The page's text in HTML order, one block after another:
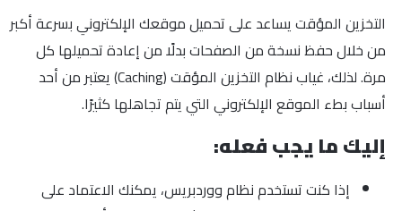
التخزين المؤقت يساعد على تحميل موقعك الإلكتروني بسرعة أكبر
من خلال حفظ نسخة من الصفحات بدلًا من إعادة تحميلها كل
مرة. لذلك، غياب نظام التخزين المؤقت (Caching) يعتبر من أحد
أسباب بطء الموقع الإلكتروني التي يتم تجاهلها كثيرًا.
إليك ما يجب فعله:
إذا كنت تستخدم نظام ووردبريس، يمكنك الاعتماد على